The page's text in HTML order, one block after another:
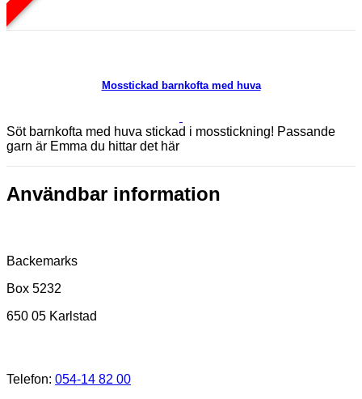
Mosstickad barnkofta med huva
Söt barnkofta med huva stickad i mosstickning! Passande
garn är Emma du hittar det här
Användbar information
Backemarks
Box 5232
650 05 Karlstad
Telefon: 054-14 82 00